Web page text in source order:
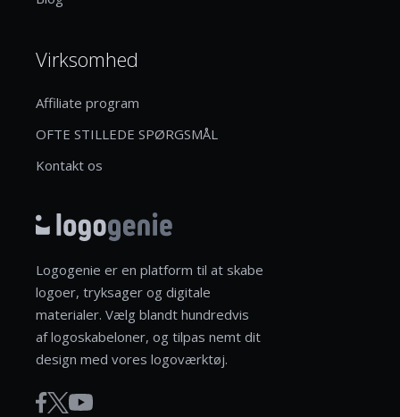
Virksomhed
Affiliate program
OFTE STILLEDE SPØRGSMÅL
Kontakt os
Logogenie er en platform til at skabe
logoer, tryksager og digitale
materialer. Vælg blandt hundredvis
af logoskabeloner, og tilpas nemt dit
design med vores logoværktøj.